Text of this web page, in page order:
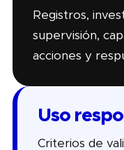
Registros,
supervisión,
acciones y
Uso
Criterios de